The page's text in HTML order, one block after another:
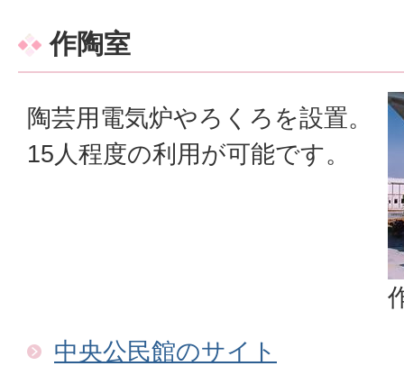
作陶室
陶芸用電気炉やろくろを設置。
15人程度の利用が可能です。
中央公民館のサイト